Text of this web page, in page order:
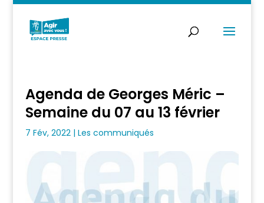
Agenda de Georges Méric –
Semaine du 07 au 13 février
7 Fév, 2022| Les communiqués